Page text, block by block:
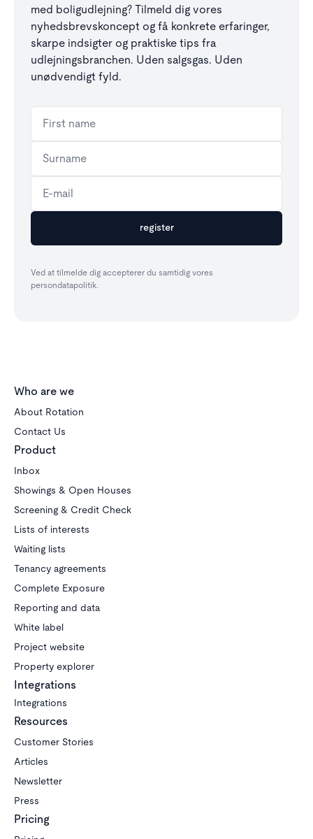
med boligudlejning? Tilmeld dig vores
nyhedsbrevskoncept og få konkrete erfaringer,
skarpe indsigter og praktiske tips fra
udlejningsbranchen. Uden salgsgas. Uden
unødvendigt fyld.
Ved at tilmelde dig accepterer du samtidig vores
persondatapolitik.
Who are we
About Rotation
Contact Us
Product
Inbox
Showings & Open Houses
Screening & Credit Check
Lists of interests
Waiting lists
Tenancy agreements
Complete Exposure
Reporting and data
White label
Project website
Property explorer
Integrations
Integrations
Resources
Customer Stories
Articles
Newsletter
Press
Pricing